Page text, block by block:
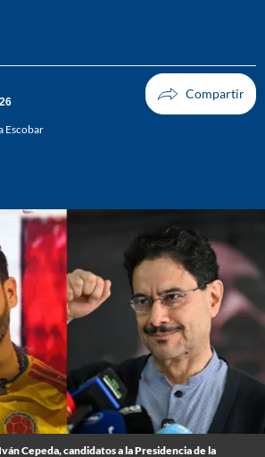
Escobar
Cepeda, candidatos a la Presidencia de la